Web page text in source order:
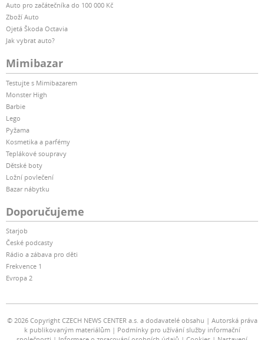
Auto pro začátečníka do 100 000 Kč
Zboží Auto
Ojetá Škoda Octavia
Jak vybrat auto?
Mimibazar
Testujte s Mimibazarem
Monster High
Barbie
Lego
Pyžama
Kosmetika a parfémy
Teplákové soupravy
Dětské boty
Ložní povlečení
Bazar nábytku
Doporučujeme
Starjob
České podcasty
Rádio a zábava pro děti
Frekvence 1
Evropa 2
© 2026 Copyright CZECH NEWS CENTER a.s. a dodavatelé obsahu
Autorská práva
k publikovaným materiálům
Podmínky pro užívání služby informační